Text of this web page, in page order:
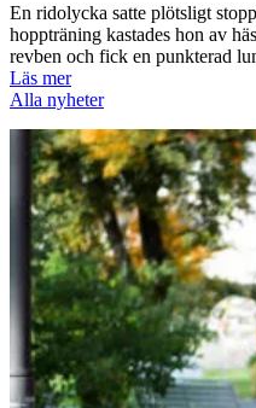
En ridolycka satte plötsligt
hoppträning kastades hon av
revben och fick en punkterad
Läs mer
Alla nyheter